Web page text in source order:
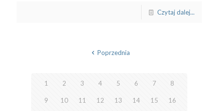
Czytaj dalej...
Poprzednia
1 2 3 4 5 6 7 8
9 10 11 12 13 14 15 16